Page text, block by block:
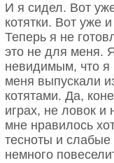
И я сидел. Вот
котятки. Вот уже
Теперь я не
это не для меня.
невидимым, что я
меня выпускали
котятами. Да,
играх, не ловок и
мне нравилось
тесноты и слабые
немного